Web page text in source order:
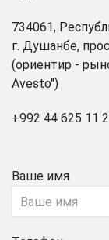
734061,
г. Душанбе,
(ориентир -
Avesto")
+992 44 625 11
Ваше имя